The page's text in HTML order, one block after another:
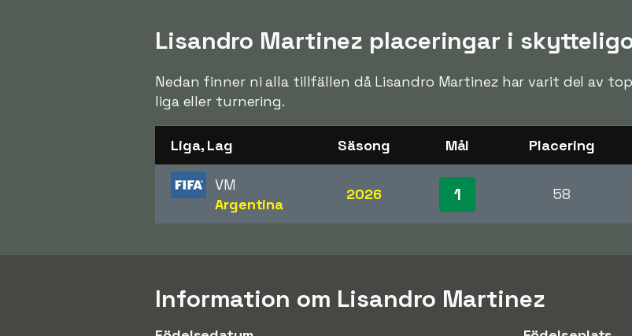
Lisandro Martinez placeringar i
Nedan finner ni alla tillfällen då Lisandro Martinez har varit del av
liga eller turnering.
Liga, Lag Säsong Mål Placering
VM
Argentina
2026 1 58
Information om Lisandro Martinez